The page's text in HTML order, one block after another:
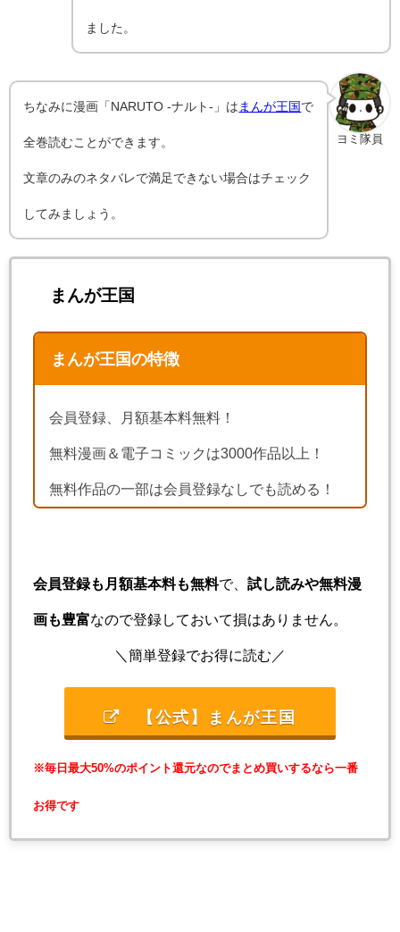
ました。
ヨミ隊員
ちなみに漫画「NARUTO -ナルト-」は まんが王国 で
全巻読むことができます。
文章のみのネタバレで満足できない場合はチェック
してみましょう。
まんが王国
まんが王国の特徴
会員登録、月額基本料無料！
無料漫画＆電子コミックは3000作品以上！
無料作品の一部は会員登録なしでも読める！
会員登録も月額基本料も無料で、 試し読みや無料漫
画も豊富なので登録しておいて損はありません。
＼簡単登録でお得に読む／
【公式】まんが王国
※毎日最大50%のポイント還元なのでまとめ買いするなら一番
お得です